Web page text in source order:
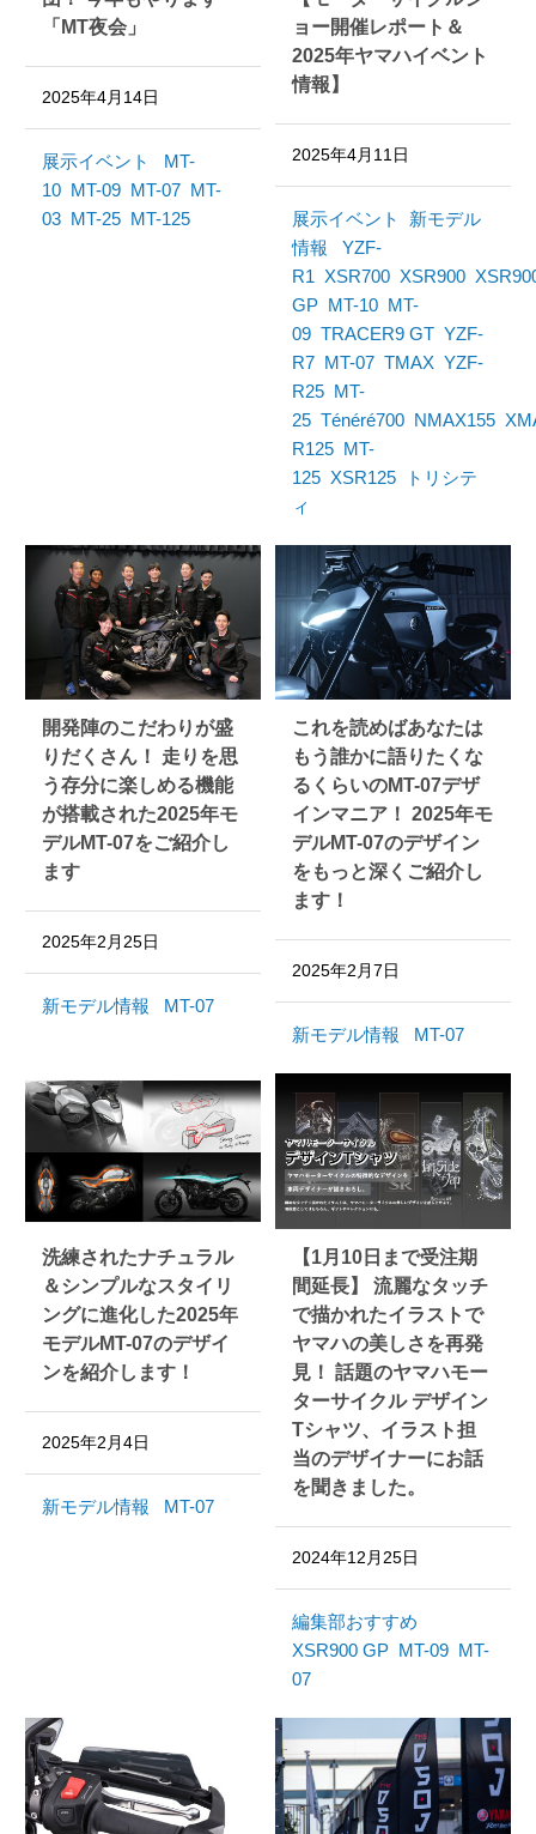
「MT夜会」
2025年4月14日
展示イベント
MT-
10 MT-09 MT-07 MT-
03 MT-25 MT-125
ョー開催レポート＆
2025年ヤマハイベント
情報】
2025年4月11日
展示イベント
新モデル
情報
YZF-
R1 XSR700 XSR900
GP MT-10 MT-
09 TRACER9 GT YZF-
R7 MT-07 TMAX YZF-
R25 MT-
25 Ténéré700 NMAX155
R125 MT-
125 XSR125
トリシテ
ィ
開発陣のこだわりが盛
りだくさん！ 走りを思
う存分に楽しめる機能
が搭載された2025年モ
デルMT-07をご紹介し
ます
2025年2月25日
新モデル情報 MT-07
これを読めばあなたは
もう誰かに語りたくな
るくらいのMT-07デザ
インマニア！ 2025年モ
デルMT-07のデザイン
をもっと深くご紹介し
ます！
2025年2月7日
新モデル情報 MT-07
洗練されたナチュラル
＆シンプルなスタイリ
ングに進化した2025年
モデルMT-07のデザイ
ンを紹介します！
2025年2月4日
新モデル情報 MT-07
【1月10日まで受注期
間延長】 流麗なタッチ
で描かれたイラストで
ヤマハの美しさを再発
見！ 話題のヤマハモー
ターサイクル デザイン
Tシャツ、イラスト担
当のデザイナーにお話
を聞きました。
2024年12月25日
編集部おすすめ
XSR900 GP MT-09 MT-
07